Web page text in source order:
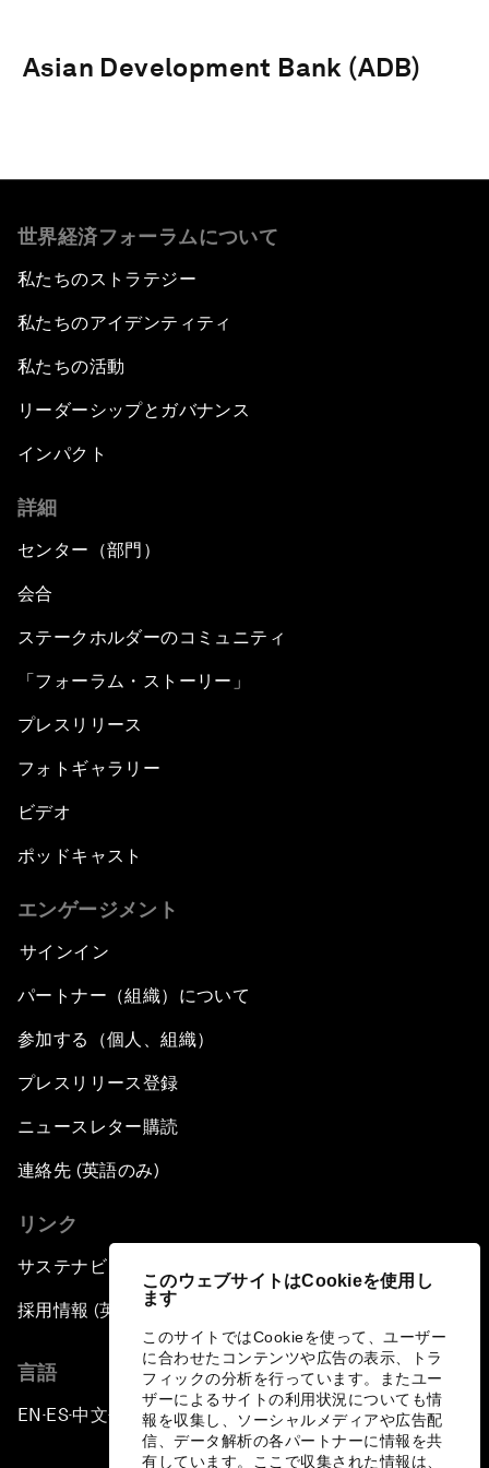
このウェブサイトはCookieを使用し
ます
このサイトではCookieを使って、ユーザー
に合わせたコンテンツや広告の表示、トラ
フィックの分析を行っています。またユー
ザーによるサイトの利用状況についても情
報を収集し、ソーシャルメディアや広告配
信、データ解析の各パートナーに情報を共
有しています。ここで収集された情報は、
Asian Development Bank (ADB)
世界経済フォーラムについて
私たちのストラテジー
私たちのアイデンティティ
私たちの活動
リーダーシップとガバナンス
インパクト
詳細
センター（部門）
会合
ステークホルダーのコミュニティ
「フォーラム・ストーリー」
プレスリリース
フォトギャラリー
ビデオ
ポッドキャスト
エンゲージメント
サインイン
パートナー（組織）について
参加する（個人、組織）
プレスリリース登録
ニュースレター購読
連絡先 (英語のみ)
リンク
サステナビリティへの取り組み
採用情報 (英語のみ)
言語
EN ▪ES▪中文▪ 日本語